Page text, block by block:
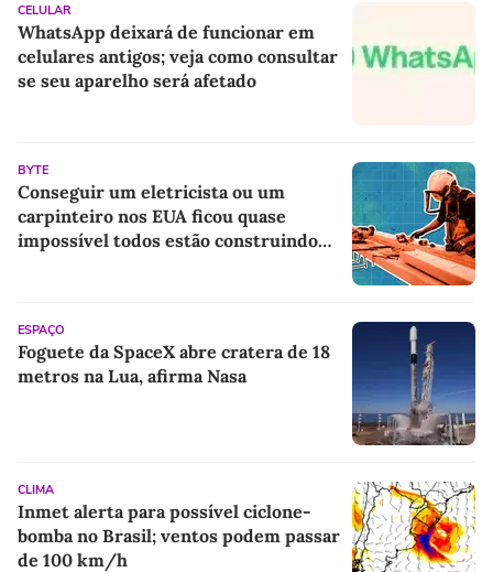
CELULAR
WhatsApp deixará de funcionar em
celulares antigos; veja como consultar
se seu aparelho será afetado
BYTE
Conseguir um eletricista ou um
carpinteiro nos EUA ficou quase
impossível todos estão construindo
ESPAÇO
Foguete da SpaceX abre cratera de 18
metros na Lua, afirma Nasa
CLIMA
Inmet alerta para possível ciclone-
bomba no Brasil; ventos podem passar
de 100 km/h